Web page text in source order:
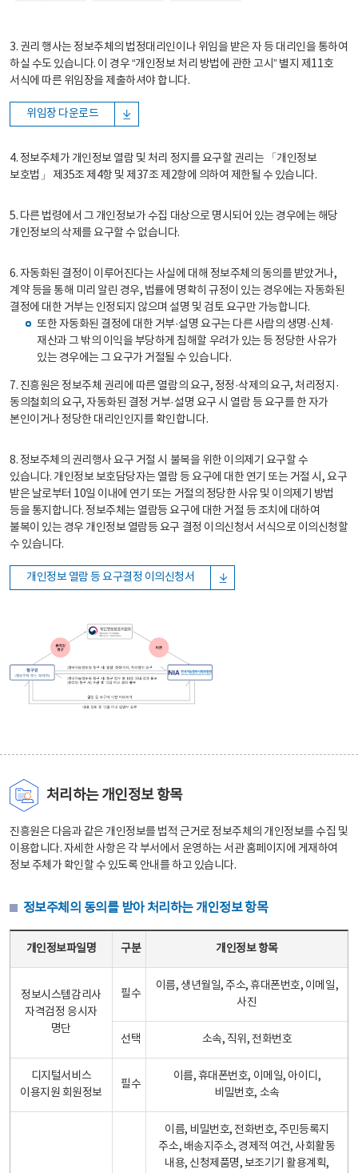
3. 권리 행사는 정보주체의 법정대리인이나 위임을 받은 자 등 대리인을 통하여
하실 수도 있습니다. 이 경우 “개인정보 처리 방법에 관한 고시” 별지 제11호
서식에 따른 위임장을 제출하셔야 합니다.
위임장 다운로드
4. 정보주체가 개인정보 열람 및 처리 정지를 요구할 권리는 「개인정보
보호법」 제35조 제4항 및 제37조 제2항에 의하여 제한될 수 있습니다.
5. 다른 법령에서 그 개인정보가 수집 대상으로 명시되어 있는 경우에는 해당
개인정보의 삭제를 요구할 수 없습니다.
6. 자동화된 결정이 이루어진다는 사실에 대해 정보주체의 동의를 받았거나,
계약 등을 통해 미리 알린 경우, 법률에 명확히 규정이 있는 경우에는 자동화된
결정에 대한 거부는 인정되지 않으며 설명 및 검토 요구만 가능합니다.
또한 자동화된 결정에 대한 거부·설명 요구는 다른 사람의 생명·신체·
재산과 그 밖의 이익을 부당하게 침해할 우려가 있는 등 정당한 사유가
있는 경우에는 그 요구가 거절될 수 있습니다.
7. 진흥원은 정보주체 권리에 따른 열람의 요구, 정정·삭제의 요구, 처리정지·
동의철회의 요구, 자동화된 결정 거부·설명 요구 시 열람 등 요구를 한 자가
본인이거나 정당한 대리인인지를 확인합니다.
8. 정보주체의 권리행사 요구 거절 시 불복을 위한 이의제기 요구할 수
있습니다. 개인정보 보호담당자는 열람 등 요구에 대한 연기 또는 거절 시, 요구
받은 날로부터 10일 이내에 연기 또는 거절의 정당한 사유 및 이의제기 방법
등을 통지합니다. 정보주체는 열람등 요구에 대한 거절 등 조치에 대하여
불복이 있는 경우 개인정보 열람등 요구 결정 이의신청서 서식으로 이의신청할
수 있습니다.
개인정보 열람 등 요구결정 이의신청서
처리하는 개인정보 항목
진흥원은 다음과 같은 개인정보를 법적 근거로 정보주체의 개인정보를 수집 및
이용합니다. 자세한 사항은 각 부서에서 운영하는 서관 홈페이지에 게재하여
정보 주체가 확인할 수 있도록 안내를 하고 있습니다.
정보주체의 동의를 받아 처리하는 개인정보 항목
개인정보파일명 구분 개인정보 항목
정보시스템감리사
자격검정 응시자
명단
필수
이름, 생년월일, 주소, 휴대폰번호, 이메일,
사진
선택 소속, 직위, 전화번호
디지털서비스
이용지원 회원정보
필수
이름, 휴대폰번호, 이메일, 아이디,
비밀번호, 소속
이름, 비밀번호, 전화번호, 주민등록지
주소, 배송지주소, 경제적 여건, 사회활동
내용, 신청제품명, 보조기기 활용계획,